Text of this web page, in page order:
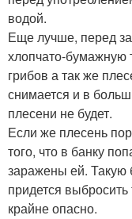
водой.
Еще лучше, перед
хлопчато-бумажную
грибов а так же
снимается и в
плесени не будет.
Если же плесень
того, что в банку
заражены ей. Такую
придется
крайне опасно.